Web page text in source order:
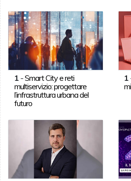
1-Smart City e reti
multiservizio: progettare
l’infrastruttura urbana del
futuro
1